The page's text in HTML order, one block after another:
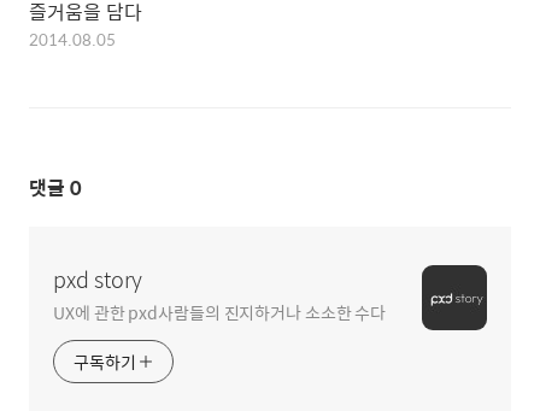
즐거움을 담다
2014.08.05
댓글 0
pxd story
UX에 관한 pxd사람들의 진지하거나 소소한 수다
구독하기